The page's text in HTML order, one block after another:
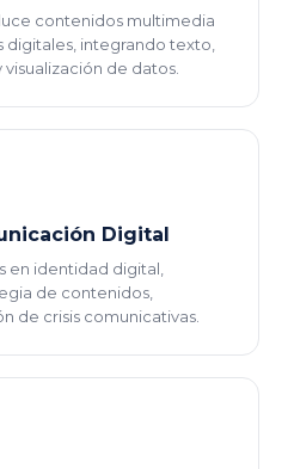
contenidos multimedia
integrando texto,
de datos.
Digital
en identidad digital,
de contenidos,
de crisis comunicativas.